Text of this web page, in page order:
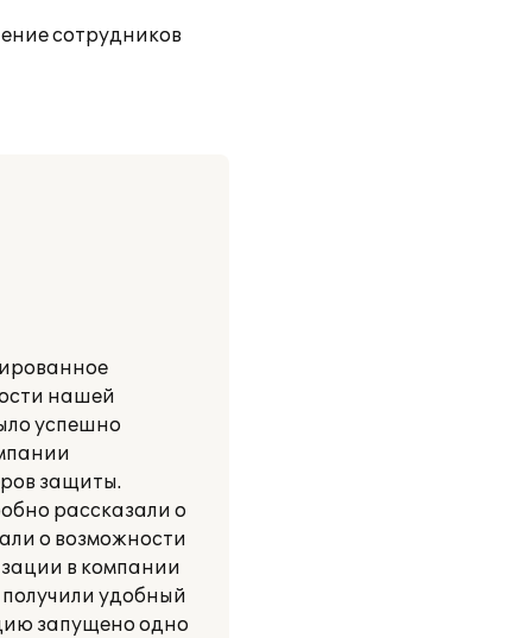
сотрудников
нашей
успешно
защиты.
рассказали о
о возможности
в компании
удобный
запущено одно